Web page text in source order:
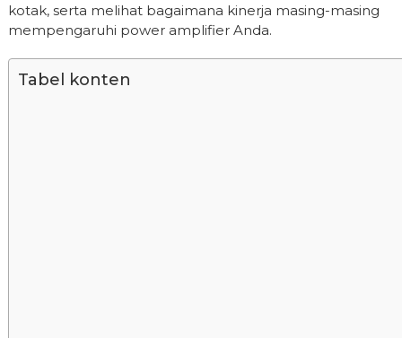
kotak, serta melihat bagaimana kinerja masing-masing
mempengaruhi power amplifier Anda.
Tabel konten